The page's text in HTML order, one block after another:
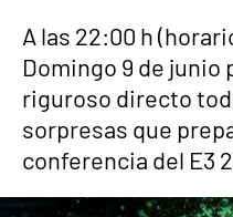
A las 22:00 h
Domingo 9 de junio
riguroso directo
sorpresas que
conferencia del E3